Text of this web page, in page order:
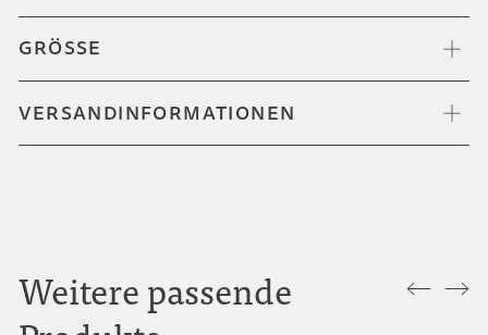
GRÖSSE
VERSANDINFORMATIONEN
Weitere passende